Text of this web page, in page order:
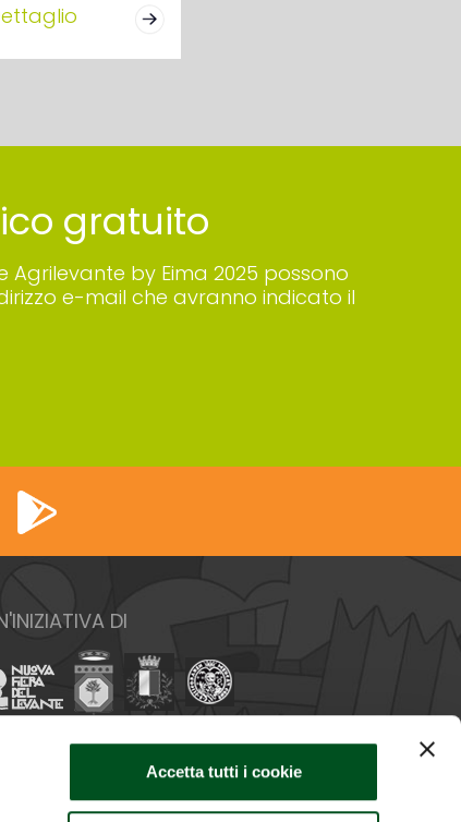
Accetta tutti i cookie
gratuito
by Eima 2025 possono
e-mail che avranno indicato il
DI